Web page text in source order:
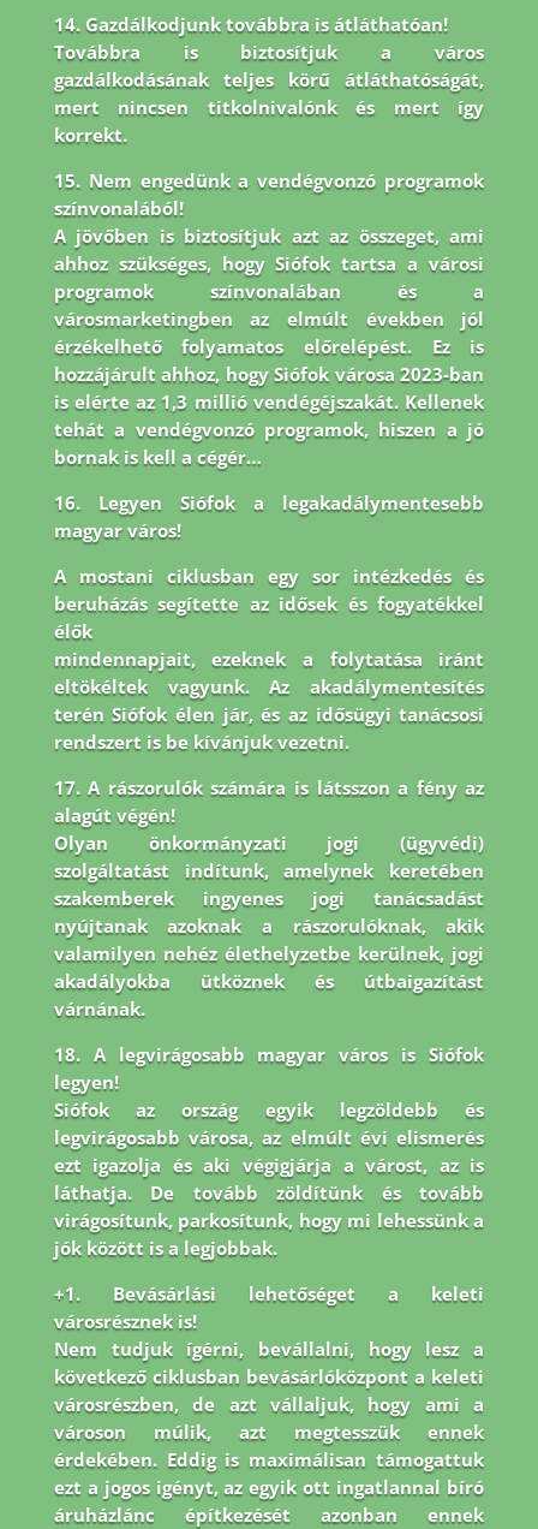
14. Gazdálkodjunk továbbra is átláthatóan!
Továbbra is biztosítjuk a város
gazdálkodásának teljes körű átláthatóságát,
mert nincsen titkolnivalónk és mert így
korrekt.
15. Nem engedünk a vendégvonzó programok
színvonalából!
A jövőben is biztosítjuk azt az összeget, ami
ahhoz szükséges, hogy Siófok tartsa a városi
programok színvonalában és a
városmarketingben az elmúlt években jól
érzékelhető folyamatos előrelépést. Ez is
hozzájárult ahhoz, hogy Siófok városa 2023-ban
is elérte az 1,3 millió vendégéjszakát. Kellenek
tehát a vendégvonzó programok, hiszen a jó
bornak is kell a cégér…
16. Legyen Siófok a legakadálymentesebb
magyar város!
A mostani ciklusban egy sor intézkedés és
beruházás segítette az idősek és fogyatékkel
élők
mindennapjait, ezeknek a folytatása iránt
eltökéltek vagyunk. Az akadálymentesítés
terén Siófok élen jár,és az idősügyi tanácsosi
rendszert is be kívánjuk vezetni.
17. A rászorulók számára is látsszon a fény az
alagút végén!
Olyan önkormányzati jogi (ügyvédi)
szolgáltatást indítunk, amelynek keretében
szakemberek ingyenes jogi tanácsadást
nyújtanak azoknak a rászorulóknak, akik
valamilyen nehéz élethelyzetbe kerülnek, jogi
akadályokba ütköznek és útbaigazítást
várnának.
18. A legvirágosabb magyar város is Siófok
legyen!
Siófok az ország egyik legzöldebb és
legvirágosabb városa, az elmúlt évi elismerés
ezt igazolja és aki végigjárja a várost, az is
láthatja. De tovább zöldítünk és tovább
virágosítunk, parkosítunk, hogy mi lehessünk a
jók között is a legjobbak.
+1. Bevásárlási lehetőséget a keleti
városrésznek is!
Nem tudjuk ígérni, bevállalni, hogy lesz a
következő ciklusban bevásárlóközpont a keleti
városrészben, de azt vállaljuk, hogy ami a
városon múlik, azt megtesszük ennek
érdekében. Eddig is maximálisan támogattuk
ezt a jogos igényt, az egyik ott ingatlannal bíró
áruházlánc építkezését azonban ennek